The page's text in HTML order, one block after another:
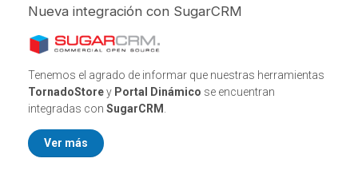
Nueva integración con SugarCRM
Tenemos el agrado de informar que nuestras herramientas
TornadoStorey Portal Dinámico se encuentran
integradas con SugarCRM
Ver más